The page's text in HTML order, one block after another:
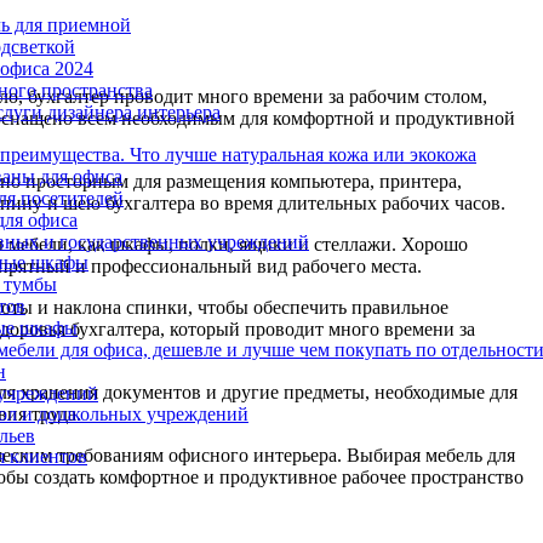
для приемной
2024
пространства
дизайнера интерьера
Что лучше натуральная кожа или экокожа
для офиса
посетителей
офиса
и государственных учреждений
шкафы
тумбы
шкафы
для офиса, дешевле и лучше чем покупать по отдельности
и дошкольных учреждений
клиентов
бухгалтер проводит много времени за рабочим столом,
всем необходимым для комфортной и продуктивной
просторным для размещения компьютера, принтера,
и шею бухгалтера во время длительных рабочих часов.
мебели, как шкафы, полки, ящики и стеллажи. Хорошо
и профессиональный вид рабочего места.
и наклона спинки, чтобы обеспечить правильное
бухгалтера, который проводит много времени за
хранения документов и другие предметы, необходимые для
труда.
требованиям офисного интерьера. Выбирая мебель для
создать комфортное и продуктивное рабочее пространство